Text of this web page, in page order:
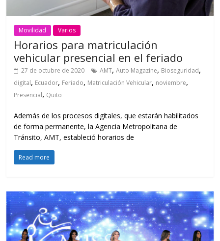
Movilidad Varios
Horarios para matriculación
vehicular presencial en el feriado
27 de octubre de 2020 AMT,Auto Magazine, Bioseguridad,
digital, Ecuador, Feriado, Matriculación Vehicular, noviembre,
Presencial, Quito
Además de los procesos digitales, que estarán habilitados
de forma permanente, la Agencia Metropolitana de
Tránsito, AMT, estableció horarios de
Read more